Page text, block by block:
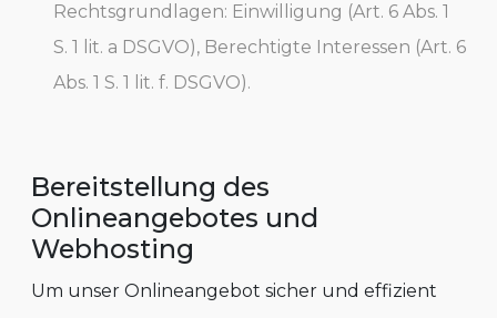
Rechtsgrundlagen: Einwilligung (Art. 6 Abs. 1
S. 1 lit. a DSGVO), Berechtigte Interessen (Art. 6
Abs. 1 S. 1 lit. f. DSGVO).
Bereitstellung des
Onlineangebotes und
Webhosting
Um unser Onlineangebot sicher und effizient